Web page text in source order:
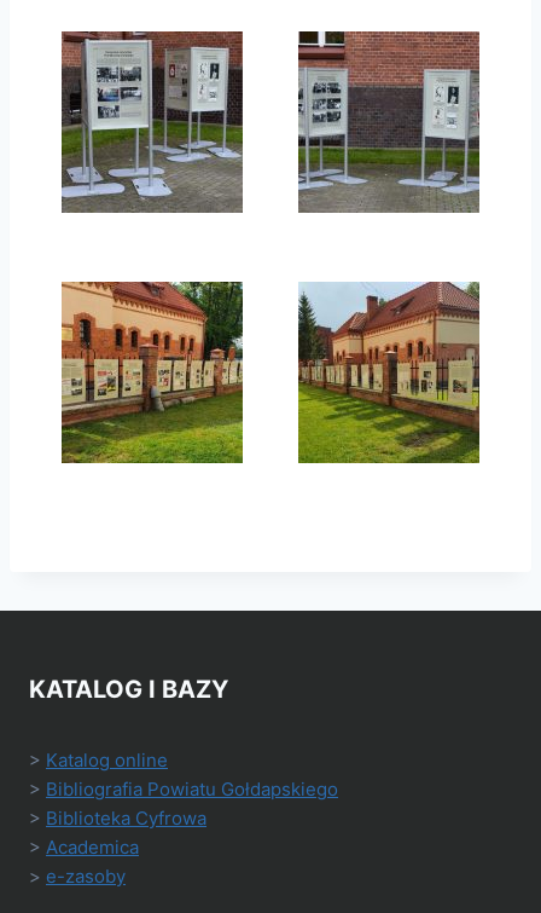
KATALOG I BAZY
> Katalog online
> Bibliografia Powiatu Gołdapskiego
> Biblioteka Cyfrowa
> Academica
> e-zasoby